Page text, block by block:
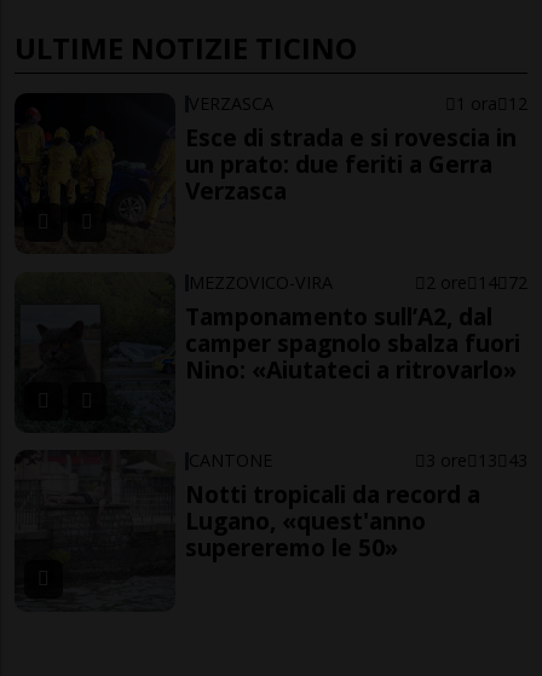
ULTIME NOTIZIE TICINO
VERZASCA 1 ora 12
Esce di strada e si rovescia in
un prato: due feriti a Gerra
Verzasca
MEZZOVICO-VIRA 2 ore 14 72
Tamponamento sull’A2, dal
camper spagnolo sbalza fuori
Nino: «Aiutateci a ritrovarlo»
CANTONE 3 ore 13 43
Notti tropicali da record a
Lugano, «quest'anno
supereremo le 50»